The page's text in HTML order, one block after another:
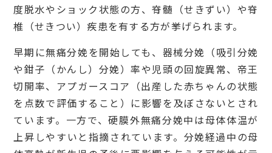
度脱水やショック状態の方、脊髄（せきずい）や脊
椎（せきつい）疾患を有する方が挙げられます。
早期に無痛分娩を開始しても、器械分娩（吸引分娩
や鉗子（かんし）分娩）率や児頭の回旋異常、帝王
切開率、アプガースコア（出産した赤ちゃんの状態
を点数で評価すること）に影響を及ぼさないとされ
ています。一方で、硬膜外無痛分娩中は母体体温が
上昇しやすいと指摘されています。分娩経過中の母